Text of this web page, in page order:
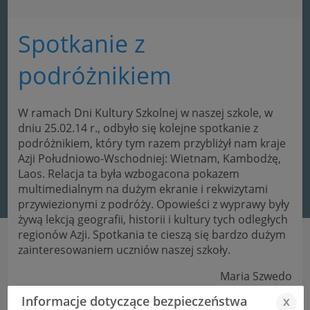
Spotkanie z
podróżnikiem
W ramach Dni Kultury Szkolnej w naszej szkole, w
dniu 25.02.14 r., odbyło się kolejne spotkanie z
podróżnikiem, który tym razem przybliżył nam kraje
Azji Południowo-Wschodniej: Wietnam, Kambodżę,
Laos. Relacja ta była wzbogacona pokazem
multimedialnym na dużym ekranie i rekwizytami
przywiezionymi z podróży. Opowieści z wyprawy były
żywą lekcją geografii, historii i kultury tych odległych
regionów Azji. Spotkania te cieszą się bardzo dużym
zainteresowaniem uczniów naszej szkoły.
Maria Szwedo
Informacje dotyczące bezpieczeństwa x